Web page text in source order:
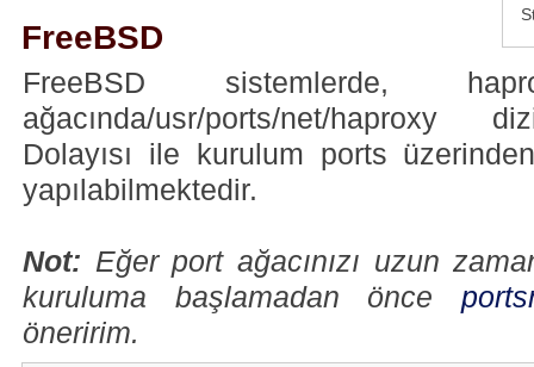
FreeBSD
FreeBSD sistemlerde,
ağacında/usr/ports/net/haproxy
Dolayısı ile kurulum ports
yapılabilmektedir.
Not: Eğer port ağacınızı uzun
kuruluma başlamadan önce
öneririm.